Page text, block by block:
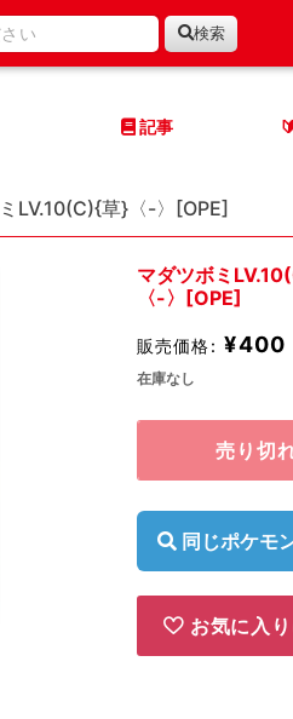
検索
記事 🔰
LV.10(C){草}〈-〉[OPE]
マダツボミ
〈-〉[OPE]
販売価格: ¥400
在庫なし
売り切
同じポケモ
お気に入